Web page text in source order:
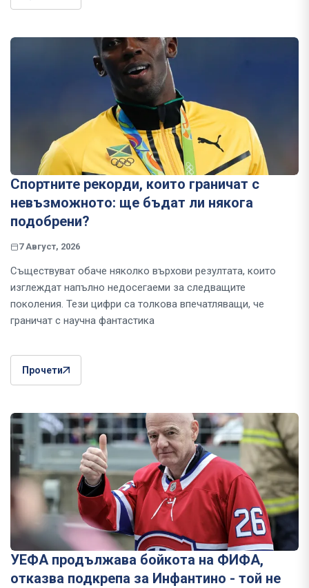
Спортните рекорди, които граничат с
невъзможното: ще бъдат ли някога
подобрени?
7 Август, 2026
Съществуват обаче няколко върхови резултата, които
изглеждат напълно недосегаеми за следващите
поколения. Тези цифри са толкова впечатляващи, че
граничат с научна фантастика
Прочети
УЕФА продължава бойкота на ФИФА,
отказва подкрепа за Инфантино - той не